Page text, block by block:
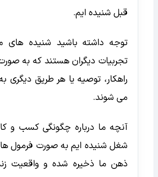
قبل شنیده ایم.
توجه داشته باشید شنیده های
تجربیات دیگران هستند که به
راهکار، توصیه یا هر طریق دیگری
می شوند.
آنچه ما درباره چگونگی کسب و
شغل شنیده ایم به صورت فرمول
ذهن ما ذخیره شده و واقعیت